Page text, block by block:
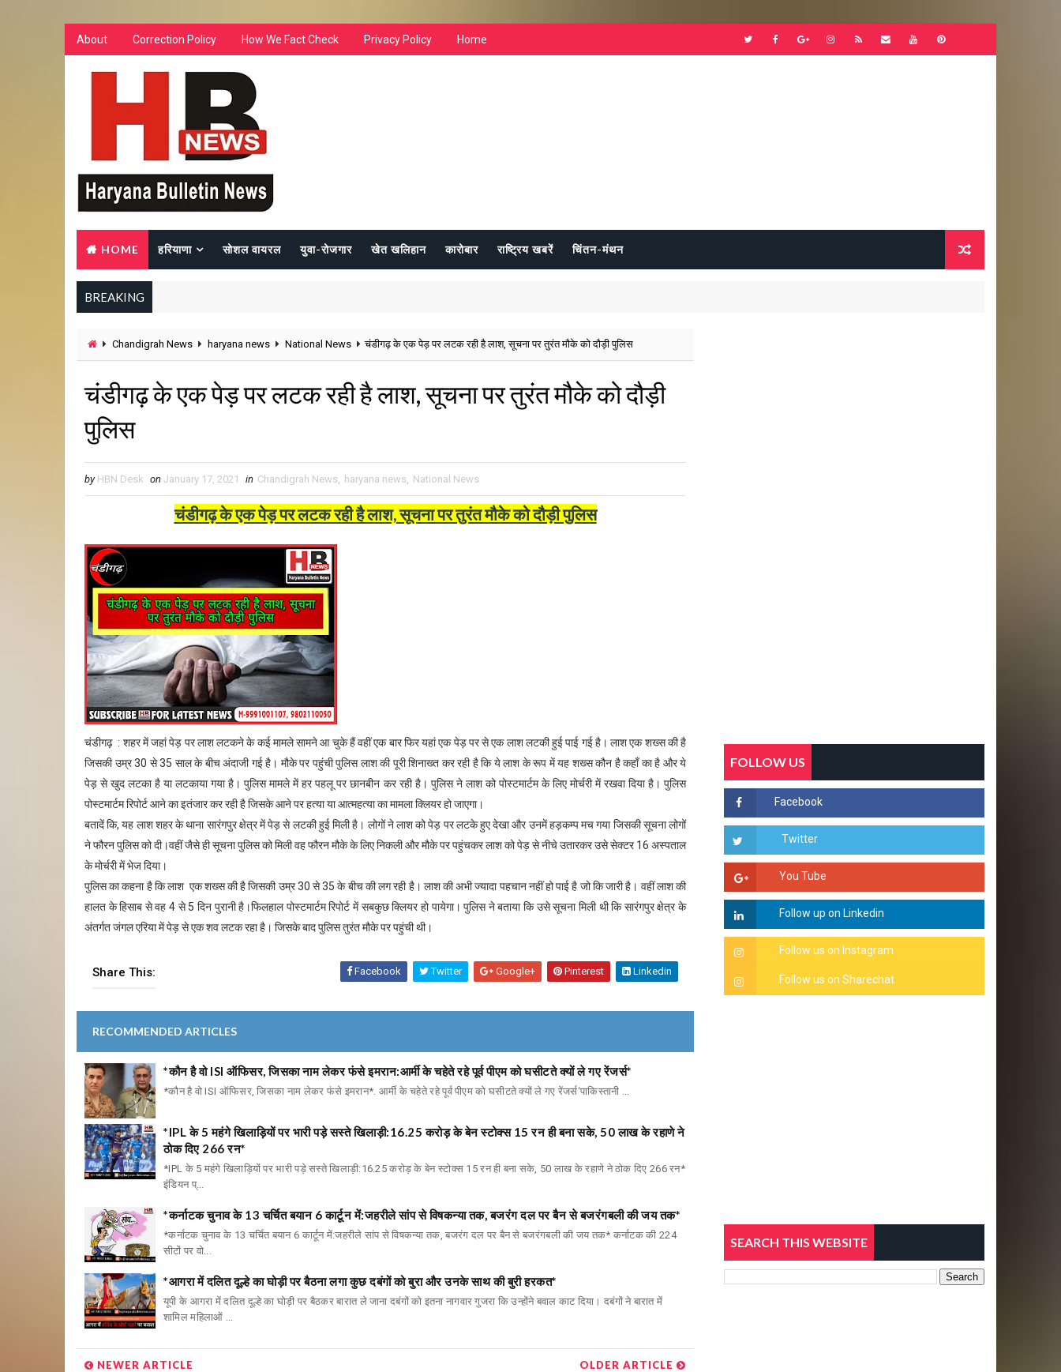
About Correction Policy How We Fact Check Privacy Policy Home
HOME हरियाणा सोशल वायरल युवा-रोजगार खेत खलिहान कारोबार राष्ट्रिय खबरें चिंतन-मंथन
BREAKING
Chandigrah News haryana news National News चंडीगढ़ के एक पेड़ पर लटक रही है लाश, सूचना पर तुरंत मौके को दौड़ी पुलिस
चंडीगढ़ के एक पेड़ पर लटक रही है लाश, सूचना पर तुरंत मौके को दौड़ी
पुलिस
by HBN Desk on January 17, 2021 in Chandigrah News, haryana news, National News
चंडीगढ़ के एक पेड़ पर लटक रही है लाश, सूचना पर तुरंत मौके को दौड़ी पुलिस
चंडीगढ़ : शहर में जहां पेड़ पर लाश लटकने के कई मामले सामने आ चुके हैं वहीं एक बार फिर यहां एक पेड़ पर से एक लाश लटकी हुई पाई गई है। लाश एक शख्स की है
जिसकी उम्र 30 से 35 साल के बीच अंदाजी गई है। मौके पर पहुंची पुलिस लाश की पूरी शिनाख्त कर रही है कि ये लाश के रूप में यह शख्स कौन है कहाँ का है और ये
पेड़ से खुद लटका है या लटकाया गया है। पुलिस मामले में हर पहलू पर छानबीन कर रही है। पुलिस ने लाश को पोस्टमार्टम के लिए मोर्चरी में रखवा दिया है। पुलिस
पोस्टमार्टम रिपोर्ट आने का इतंजार कर रही है जिसके आने पर हत्या या आत्महत्या का मामला क्लियर हो जाएगा।
बतादें कि, यह लाश शहर के थाना सारंगपुर क्षेत्र में पेड़ से लटकी हुई मिली है। लोगों ने लाश को पेड़ पर लटके हुए देखा और उनमें हड़कम्प मच गया जिसकी सूचना लोगों
ने फौरन पुलिस को दी।वहीं जैसे ही सूचना पुलिस को मिली वह फौरन मौके के लिए निकली और मौके पर पहुंचकर लाश को पेड़ से नीचे उतारकर उसे सेक्टर 16 अस्पताल
के मोर्चरी में भेज दिया।
पुलिस का कहना है कि लाश एक शख्स की है जिसकी उम्र 30 से 35 के बीच की लग रही है। लाश की अभी ज्यादा पहचान नहीं हो पाई है जो कि जारी है। वहीं लाश की
हालत के हिसाब से वह 4 से 5 दिन पुरानी है।फिलहाल पोस्टमार्टम रिपोर्ट में सबकुछ क्लियर हो पायेगा। पुलिस ने बताया कि उसे सूचना मिली थी कि सारंगपुर क्षेत्र के
अंतर्गत जंगल एरिया में पेड़ से एक शव लटक रहा है। जिसके बाद पुलिस तुरंत मौके पर पहुंची थी।
Share This: Facebook Twitter Google+ Pinterest Linkedin
RECOMMENDED ARTICLES
*कौन है वो ISI ऑफिसर, जिसका नाम लेकर फंसे इमरान:आर्मी के चहेते रहे पूर्व पीएम को घसीटते क्यों ले गए रेंजर्स*
*कौन है वो ISI ऑफिसर, जिसका नाम लेकर फंसे इमरान*. आर्मी के चहेते रहे पूर्व पीएम को घसीटते क्यों ले गए रेंजर्स‘पाकिस्तानी ...
*IPL के 5 महंगे खिलाड़ियों पर भारी पड़े सस्ते खिलाड़ी:16.25 करोड़ के बेन स्टोक्स 15 रन ही बना सके, 50 लाख के रहाणे ने
ठोक दिए 266 रन*
*IPL के 5 महंगे खिलाड़ियों पर भारी पड़े सस्ते खिलाड़ी:16.25 करोड़ के बेन स्टोक्स 15 रन ही बना सके, 50 लाख के रहाणे ने ठोक दिए 266 रन*
इंडियन प्...
*कर्नाटक चुनाव के 13 चर्चित बयान 6 कार्टून में:जहरीले सांप से विषकन्या तक, बजरंग दल पर बैन से बजरंगबली की जय तक*
*कर्नाटक चुनाव के 13 चर्चित बयान 6 कार्टून में:जहरीले सांप से विषकन्या तक, बजरंग दल पर बैन से बजरंगबली की जय तक* कर्नाटक की 224
सीटों पर वो...
*आगरा में दलित दूल्हे का घोड़ी पर बैठना लगा कुछ दबंगों को बुरा और उनके साथ की बुरी हरकत*
यूपी के आगरा में दलित दूल्हे का घोड़ी पर बैठकर बारात ले जाना दबंगों को इतना नागवार गुजरा कि उन्होंने बवाल काट दिया। दबंगों ने बारात में
शामिल महिलाओं ...
NEWER ARTICLE
OLDER ARTICLE
FOLLOW US
SEARCH THIS WEBSITE